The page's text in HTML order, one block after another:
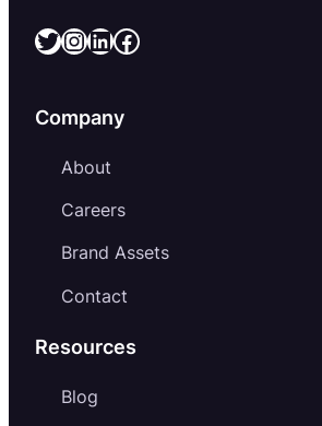
Twitter InstagramLinkedIn Facebook
Company
About
Careers
Brand Assets
Contact
Resources
Blog